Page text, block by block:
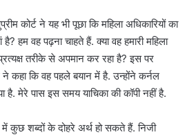
कोर्ट ने यह भी पूछा कि महिला अधिकारियों का
हम वह पढ़ना चाहते हैं. क्या वह हमारी महिला
तरीके से अपमान कर रहा है? इस पर
कहा कि वह पहले बयान में है. उन्होंने कर्नल
है. मेरे पास इस समय याचिका की कॉपी नहीं है.
में कुछ शब्दों के दोहरे अर्थ हो सकते हैं. निजी